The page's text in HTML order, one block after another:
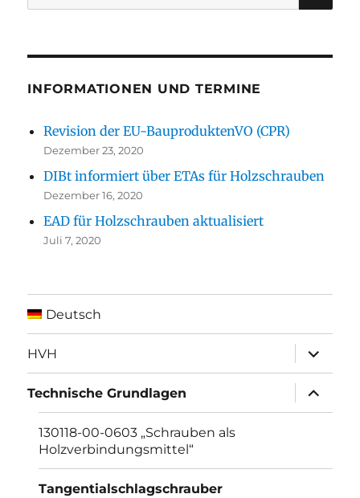
nach:
INFORMATIONEN UND TERMINE
Revision der EU-BauproduktenVO (CPR)
Dezember 23, 2020
DIBt informiert über ETAs für Holzschrauben
Dezember 16, 2020
EAD für Holzschrauben aktualisiert
Juli 7, 2020
Deutsch
HVH
anzeigen
Technische Grundlagen
anzeigen
130118-00-0603 „Schrauben als
Holzverbindungsmittel“
Tangentialschlagschrauber